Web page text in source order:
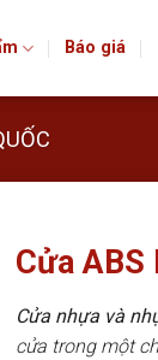
Báo giá
Cửa ABS
Cửa nhựa và
cửa trong một